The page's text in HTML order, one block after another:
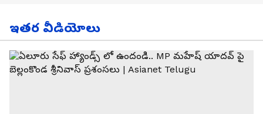
ఇతర వీడియోలు